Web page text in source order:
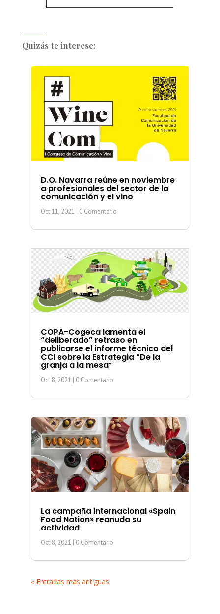
Quizás te interese:
D.O. Navarra reúne en noviembre
a profesionales del sector de la
comunicación y el vino
Oct 11, 2021 | 0 Comentario
COPA-Cogeca lamenta el
“deliberado” retraso en
publicarse el informe técnico del
CCI sobre la Estrategia “De la
granja a la mesa”
Oct 8, 2021 | 0 Comentario
La campaña internacional «Spain
Food Nation» reanuda su
actividad
Oct 8, 2021 | 0 Comentario
« Entradas más antiguas